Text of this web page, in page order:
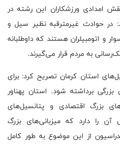
امدادی ورزشکاران این رشته در
در حوادث غیرمترقبه نظیر سیل و
و اتومبیلران هستند که داوطلبانه
به مردم قرار می‌گیرند.
استان کرمان تصریح کرد: برای
برداشته شود. استان پهناور
بزرگ اقتصادی و پتانسیل‌های
آن را دارد که میزبانی‌های بزرگ
از این موضوع به طور کامل